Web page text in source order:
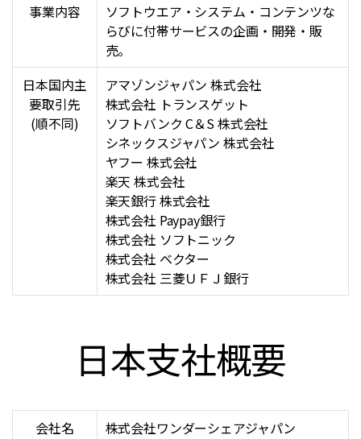
事業内容
ソフトウエア・システム・コンテンツな
らびに付帯サービスの企画・開発・販
売。
日本国内主
要取引先
(順不同)
アマゾンジャパン 株式会社
株式会社 トランスゲット
ソフトバンク C＆S 株式会社
シネックスジャパン 株式会社
ヤフー 株式会社
楽天 株式会社
楽天銀行 株式会社
株式会社 Paypay銀行
株式会社 ソフトニック
株式会社 ベクター
株式会社 三菱ＵＦＪ銀行
日本支社概要
会社名
株式会社ワンダーシェアジャパン